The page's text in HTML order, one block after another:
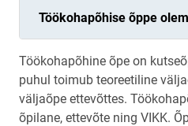
Töökohapõhise õppe
Töökohapõhine õpe on
puhul toimub teoreetiline
väljaõpe ettevõttes.
õpilane, ettevõte ning VIKK.